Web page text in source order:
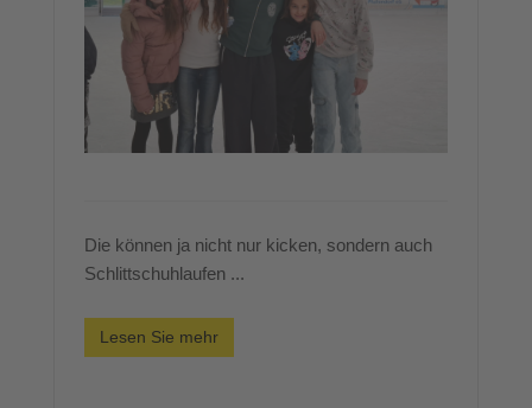
Die können ja nicht nur kicken, sondern auch
Schlittschuhlaufen ...
Lesen Sie mehr